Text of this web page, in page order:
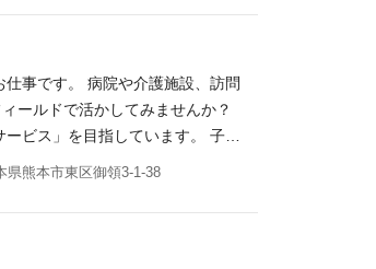
長期休暇中の支援を行いま
特性に合わせた支援・指導を行
りがいのある仕事です。 必須条
待ちしています！ ・児童指導
長に喜びを感じたい方 ・保護
に興味がある方
、1日の流れなどを見てから応募
ることはお気軽にご質問くださ
、放課後や長期休暇中の支援を
とりの特性に合わせた支援・指
く、やりがいのある仕事です。
方、お待ちしています！ ・児
ティングや情報共有を行ってい
価の視点 ・保護者との情報共有
行えるため、一人で悩みを抱え
をテーマに、STEAM教育を取
たちが楽しみながら学べる環境
フがいるため、学びながら支援
これからの時代に必要な力を育
クのある方も、先輩職員が業務
レクリエーションの引率 ・保護
作業療法士として培ってきた知
や他職種との情報共有 などを行
や関わりの視点を活かしなが
。 【60代以上の方歓迎！！】
病院や介護施設、訪問リハビリ
験からのスタートでした。 「子
事です。 病院や介護施設、訪問
ールドで活かしてみませんか？
ビス」を目指しています。 子育
ており、週2日～（扶養内勤務）
発達支援 ・日常生活動作（食
レクリエーションの引率 ・保護
作業療法士として培ってきた知
県熊本市東区御領3-1-38